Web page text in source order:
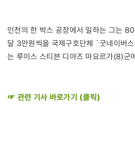
인천의 한 박스 공장에서 일하는 그는
달 3만원씩을 국제구호단체 `굿네이버
는 루이스 스티븐 디아즈 마요르가(8)군
☞ 관련 기사 바로가기 (클릭)